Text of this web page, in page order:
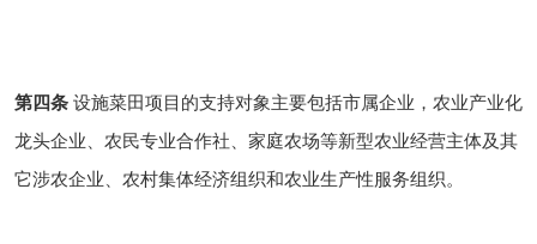
第四条设施菜田项目的支持对象主要包括市属企业，农业产业化
龙头企业、农民专业合作社、家庭农场等新型农业经营主体及其
它涉农企业、农村集体经济组织和农业生产性服务组织。